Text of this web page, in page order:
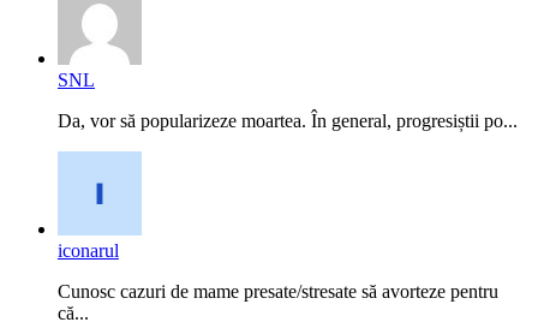
SNL
Da, vor să popularizeze moartea. În general, progresiștii po...
iconarul
Cunosc cazuri de mame presate/stresate să avorteze pentru
că...